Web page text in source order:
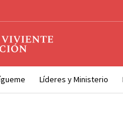
Líderes y Ministerio